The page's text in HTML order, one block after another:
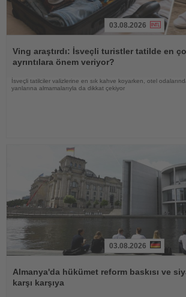
Oku
03.08.2026
Ving araştırdı: İsveçli turistler tatilde en
ayrıntılara önem veriyor?
İsveçli tatilciler valizlerine en sık kahve koyarken, otel
yanlarına almamalarıyla da dikkat çekiyor
Oku
03.08.2026
Almanya'da hükümet reform baskısı ve
karşı karşıya